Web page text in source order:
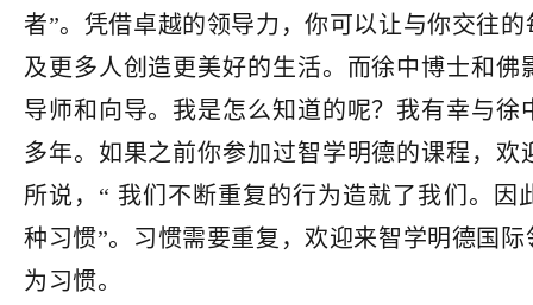
者”。凭借卓越的领导力，你可以让与你交往
及更多人创造更美好的生活。而徐中博士和
导师和向导。我是怎么知道的呢？我有幸与
多年。如果之前你参加过智学明德的课程，
所说，“ 我们不断重复的行为造就了我们。因
种习惯”。习惯需要重复，欢迎来智学明德国
为习惯。